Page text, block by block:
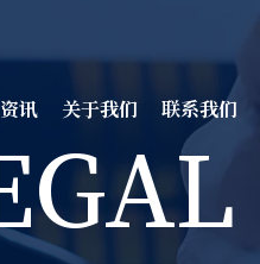
讯 关于我们 联系我们